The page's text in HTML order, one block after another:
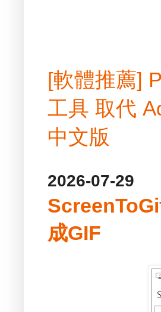
[軟體推薦]
工具 取代
中文版
2026-07-29
成GIF